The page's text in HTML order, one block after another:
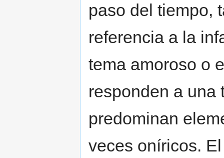
paso del tiempo,
referencia a la
tema amoroso o
responden a una
predominan
veces oníricos.